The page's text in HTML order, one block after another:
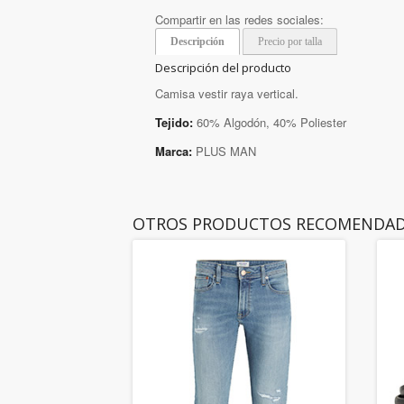
Compartir en las redes sociales:
Descripción Precio por talla
Descripción del producto
Camisa vestir raya vertical.
Tejido: 60% Algodón, 40% Poliester
Marca: PLUS MAN
OTROS PRODUCTOS